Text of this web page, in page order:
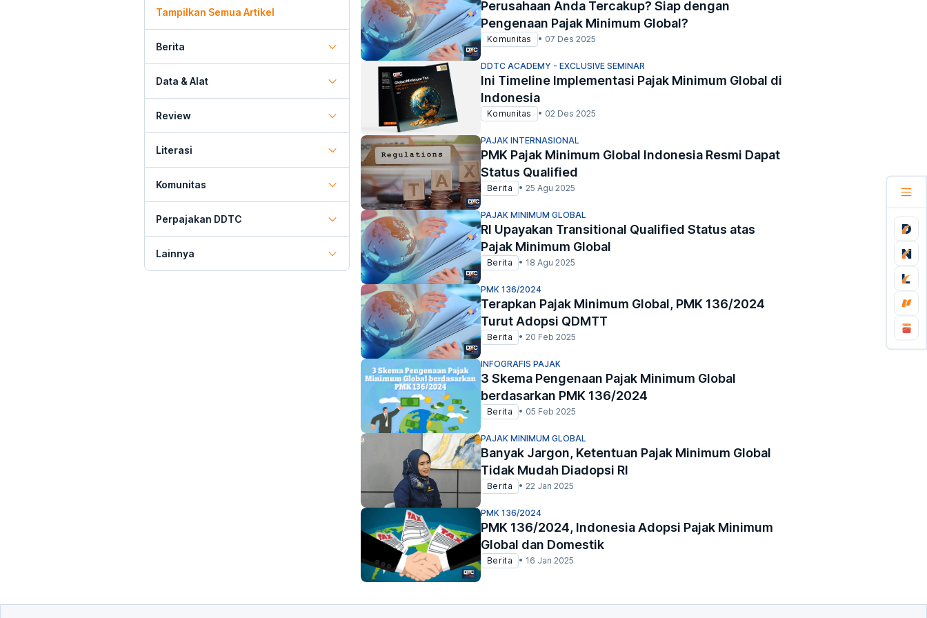
Tampilkan Semua Artikel
Berita
Data & Alat
Review
Literasi
Komunitas
Perpajakan DDTC
Lainnya
Perusahaan Anda Tercakup? Siap dengan
Pengenaan Pajak Minimum Global?
Komunitas • 07 Des 2025
DDTC ACADEMY - EXCLUSIVE SEMINAR
Ini Timeline Implementasi Pajak Minimum Global di
Indonesia
Komunitas • 02 Des 2025
PAJAK INTERNASIONAL
PMK Pajak Minimum Global Indonesia Resmi Dapat
Status Qualified
Berita • 25 Agu 2025
PAJAK MINIMUM GLOBAL
RI Upayakan Transitional Qualified Status atas
Pajak Minimum Global
Berita • 18 Agu 2025
PMK 136/2024
Terapkan Pajak Minimum Global, PMK 136/2024
Turut Adopsi QDMTT
Berita • 20 Feb 2025
INFOGRAFIS PAJAK
3 Skema Pengenaan Pajak Minimum Global
berdasarkan PMK 136/2024
Berita • 05 Feb 2025
PAJAK MINIMUM GLOBAL
Banyak Jargon, Ketentuan Pajak Minimum Global
Tidak Mudah Diadopsi RI
Berita • 22 Jan 2025
PMK 136/2024
PMK 136/2024, Indonesia Adopsi Pajak Minimum
Global dan Domestik
Berita • 16 Jan 2025